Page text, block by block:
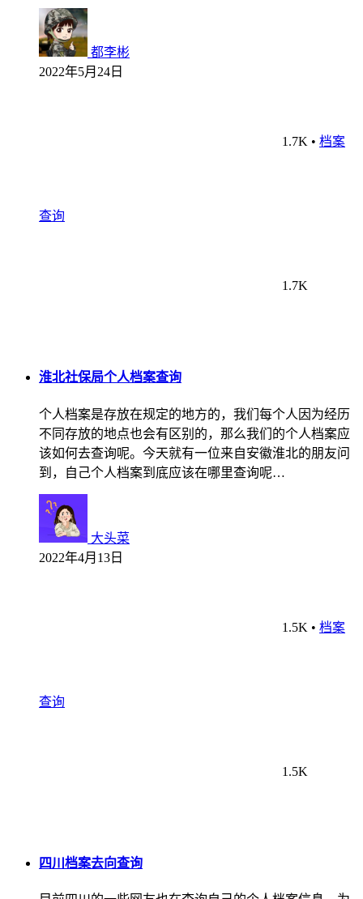
都李彬
2022年5月24日
1.7K • 档案
查询
1.7K
淮北社保局个人档案查询
个人档案是存放在规定的地方的，我们每个人因为经历
不同存放的地点也会有区别的，那么我们的个人档案应
该如何去查询呢。今天就有一位来自安徽淮北的朋友问
到，自己个人档案到底应该在哪里查询呢…
大头菜
2022年4月13日
1.5K • 档案
查询
1.5K
四川档案去向查询